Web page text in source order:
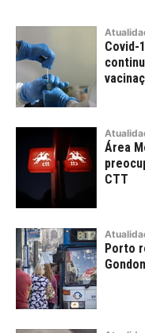
Covid-
Área
CTT
Porto